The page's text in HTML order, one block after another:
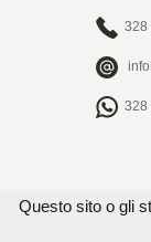
328
328
Questo sito o gli